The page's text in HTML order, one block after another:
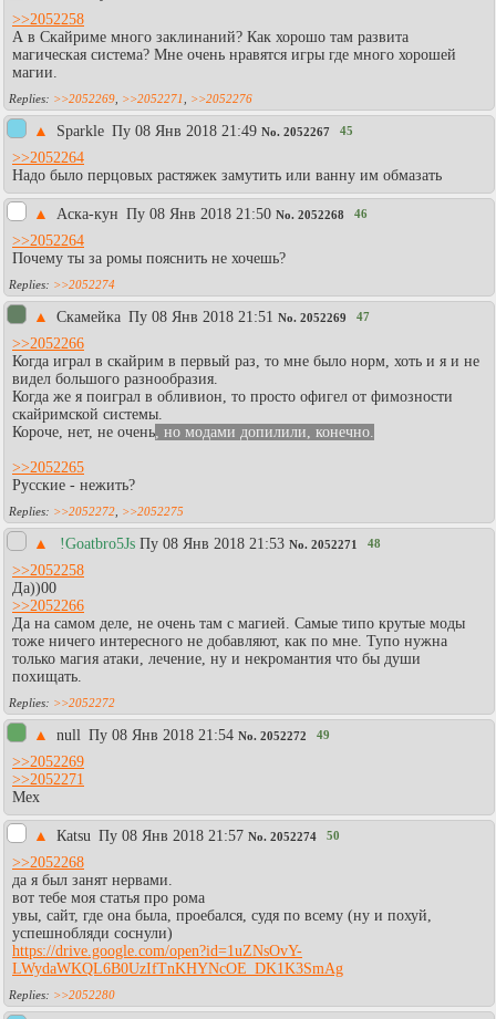
>>2052258
А в Скайриме много заклинаний? Как хорошо там развита
магическая система? Мне очень нравятся игры где много хорошей
магии.
>>2052269 >>2052271 >>2052276
▲ Sparkle Пy 08 Янв 2018 21:49 No. 2052267 45
>>2052264
Надо было перцовых растяжек замутить или ванну им обмазать
▲ Аска-кун Пy 08 Янв 2018 21:50 No. 2052268 46
>>2052264
Почему ты за ромы пояснить не хочешь?
>>2052274
▲ Скамейка Пy 08 Янв 2018 21:51 No. 2052269 47
>>2052266
Когда играл в скайрим в первый раз, то мне было норм, хоть и я и не
видел большого разнообразия.
Когда же я поиграл в обливион, то просто офигел от фимозности
скайримской системы.
Короче, нет, не очень , но модами допилили, конечно.
>>2052265
Русские - нежить?
>>2052272 >>2052275
▲ !Goatbro5Js Пy 08 Янв 2018 21:53 No. 2052271 48
>>2052258
Да))00
>>2052266
Да на самом деле, не очень там с магией. Самые типо крутые моды
тоже ничего интересного не добавляют, как по мне. Тупо нужна
только магия атаки, лечение, ну и некромантия что бы души
похищать.
>>2052272
▲ null Пy 08 Янв 2018 21:54 No. 2052272 49
>>2052269
>>2052271
Мех
▲ Каtsu Пy 08 Янв 2018 21:57 No. 2052274 50
>>2052268
да я был занят нервами.
вот тебе моя статья про рома
увы, сайт, где она была, проебался, судя по всему (ну и похуй,
успешнобляди соснули)
https://drive.google.com/open?id=1uZNsOvY-
LWydaWKQL6B0UzIfTnKHYNcOE_DK1K3SmAg
>>2052280